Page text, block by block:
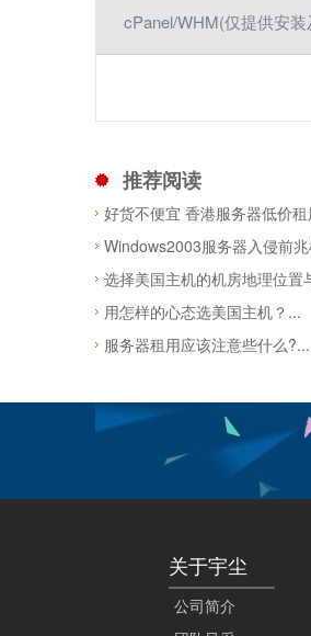
cPanel/WHM(仅提供安
推荐阅读
好货不便宜 香港服务器低价
Windows2003服务器入侵前
选择美国主机的机房地理位置
用怎样的心态选美国主机？...
服务器租用应该注意些什么?...
关于宇尘
公司简介